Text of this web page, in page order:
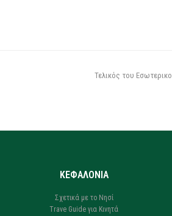
Τελικός του
ΚΕΦΑΛΟΝΙΑ
Σχετικά με το Νησί
Trave Guide για Κινητά